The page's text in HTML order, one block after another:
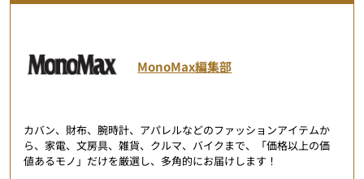
MonoMax編集部
カバン、財布、腕時計、アパレルなどのファッションアイテムか
ら、家電、文房具、雑貨、クルマ、バイクまで、「価格以上の価
値あるモノ」だけを厳選し、多角的にお届けします！